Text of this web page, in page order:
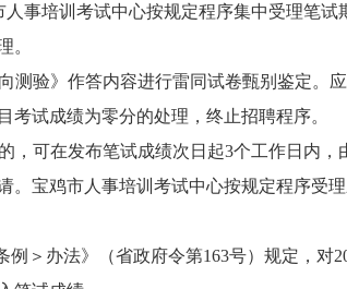
人事培训考试中心按规定程序集中受理笔
。
测验》作答内容进行雷同试卷甄别鉴定。
试成绩为零分的处理，终止招聘程序。
，可在发布笔试成绩次日起3个工作日内
宝鸡市人事培训考试中心按规定程序受理
例＞办法》（省政府令第163号）规定，